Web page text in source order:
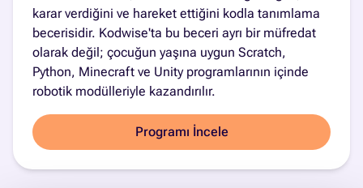
karar verdiğini ve hareket ettiğini kodla tanımlama
becerisidir. Kodwise'ta bu beceri ayrı bir müfredat
olarak değil; çocuğun yaşına uygun Scratch,
Python, Minecraft ve Unity programlarının içinde
robotik modülleriyle kazandırılır.
Programı İncele